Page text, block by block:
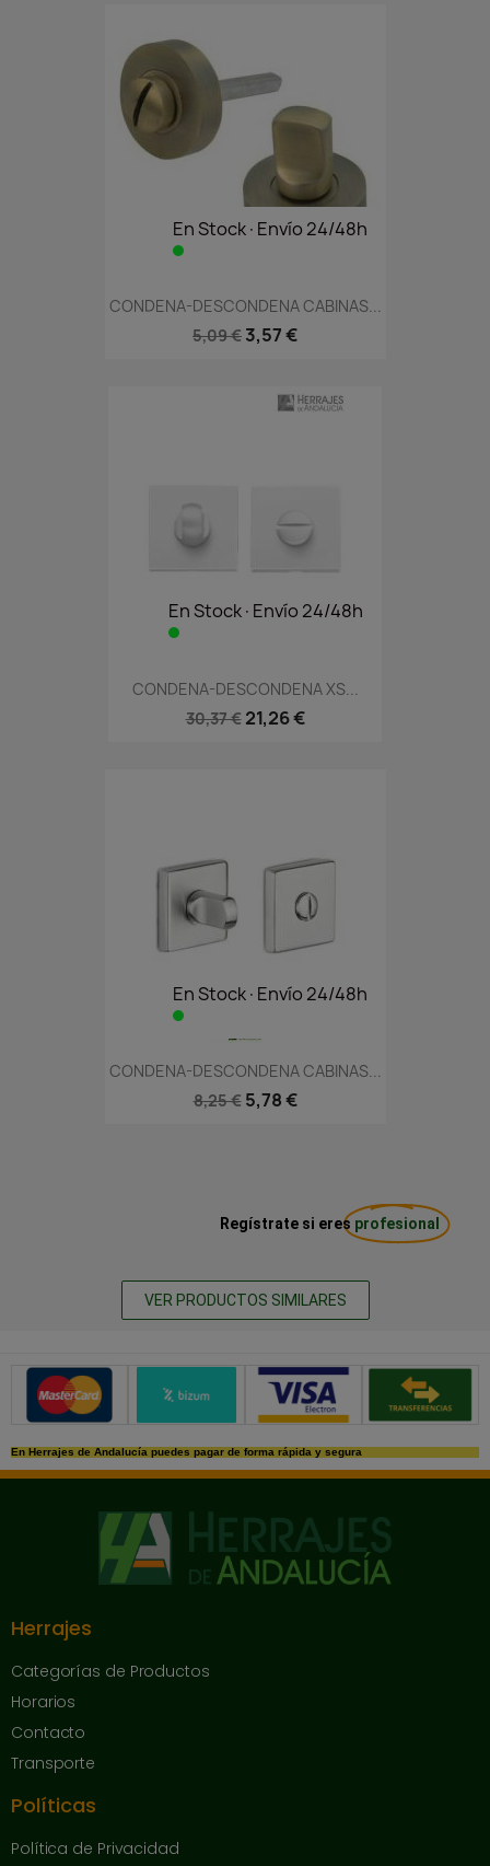
En Stock·Envío 24/48h
CONDENA-DESCONDENA CABINAS...
5,09 € 3,57 €
En Stock·Envío 24/48h
CONDENA-DESCONDENA XS...
30,37 € 21,26 €
En Stock·Envío 24/48h
CONDENA-DESCONDENA CABINAS...
8,25 € 5,78 €
Regístrate si eres profesional
VER PRODUCTOS SIMILARES
Métodos de pago seguros
En Herrajes de Andalucía puedes pagar de forma rápida y segura
Herrajes
Categorías de Productos
Horarios
Contacto
Transporte
Políticas
Política de Privacidad